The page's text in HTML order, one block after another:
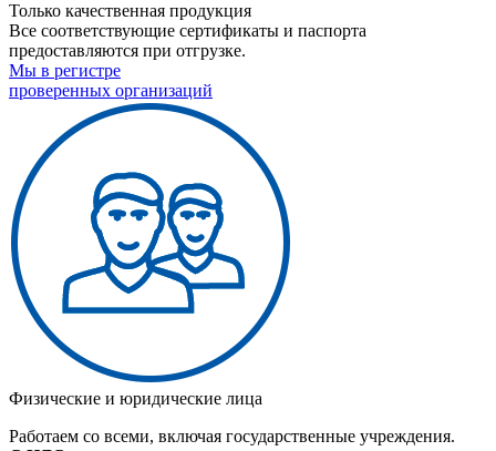
Только качественная продукция
Все соответствующие сертификаты и паспорта
предоставляются при отгрузке.
Мы в регистре
проверенных организаций
Физические и юридические лица
Работаем со всеми, включая государственные учреждения.